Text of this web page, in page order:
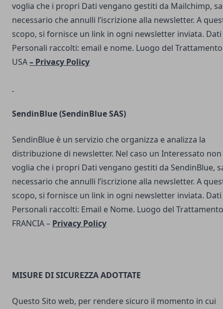
voglia che i propri Dati vengano gestiti da Mailchimp,
necessario che annulli l’iscrizione alla newsletter. A
scopo, si fornisce un link in ogni newsletter inviata. Dati
Personali raccolti: email e nome. Luogo del
USA– Privacy Policy
SendinBlue(SendinBlue SAS)
SendinBlue è un servizio che organizza e analizza la
distribuzione di newsletter. Nel caso un Interessato non
voglia che i propri Dati vengano gestiti da SendinBlue,
necessario che annulli l’iscrizione alla newsletter. A
scopo, si fornisce un link in ogni newsletter inviata. Dati
Personali raccolti: Email e Nome. Luogo del
FRANCIA – Privacy Policy
MISURE DI SICUREZZA ADOTTATE
Questo Sito web, per rendere sicuro il momento in cui